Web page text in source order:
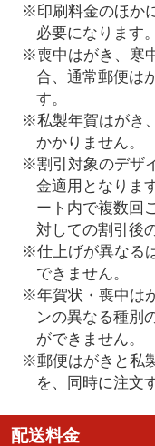
※印刷料金のほか
必要になります。
※喪中はがき、寒
合、通常郵便は
す。
※私製年賀はがき
かかりません。
※割引対象のデザ
金適用となりま
ート内で複数回
対しての割引後
※仕上げが異なる
できません。
※年賀状・喪中は
ンの異なる種別
ができません。
※郵便はがきと私
を、同時に注文
配送料金